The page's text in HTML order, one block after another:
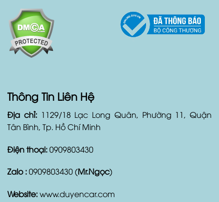
Thông Tin Liên Hệ
Địa chỉ: 1129/18 Lạc Long Quân, Phường 11, Quận
Tân Bình, Tp. Hồ Chí Minh
Điện thoại:0909803430
Zalo :0909803430 (Mr.Ngọc)
Website:www.duyencar.com